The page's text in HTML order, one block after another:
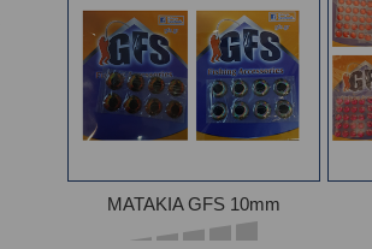
ΜΑΤΑΚΙΑ GFS 10mm